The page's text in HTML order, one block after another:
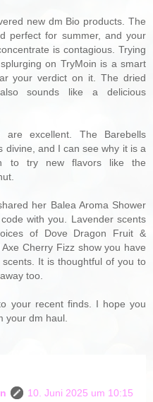
new dm Bio products. The
perfect for summer, and your
is contagious. Trying
on TryMoin is a smart
your verdict on it. The dried
sounds like a delicious
excellent. The Barebells
divine, and I can see why it is a
to try new flavors like the
her Balea Aroma Shower
with you. Lavender scents
of Dove Dragon Fruit &
Cherry Fizz show you have
It is thoughtful of you to
too.
your recent finds. I hope you
your dm haul.
10. Juni 2025 um 10:15